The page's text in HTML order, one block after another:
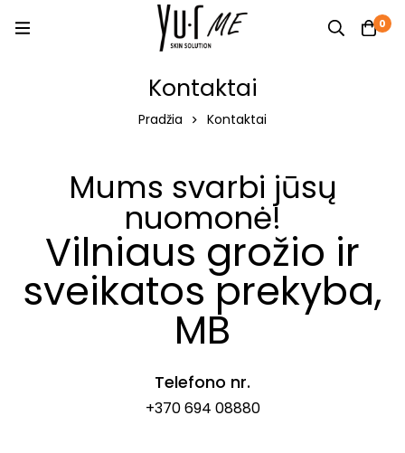
0
Kontaktai
Pradžia Kontaktai
Mums svarbi jūsų
nuomonė!
Vilniaus grožio ir
sveikatos prekyba,
MB
Telefono nr.
+370 694 08880